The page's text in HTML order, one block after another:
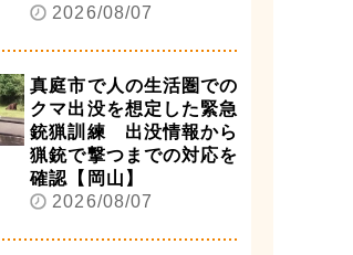
2026/08/07
真庭市で人の生活圏での
クマ出没を想定した緊急
銃猟訓練 出没情報から
猟銃で撃つまでの対応を
確認【岡山】
2026/08/07